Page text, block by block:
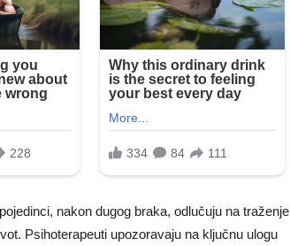
nakon dugog braka, odlučuju na traženje
Psihoterapeuti upozoravaju na ključnu ulogu